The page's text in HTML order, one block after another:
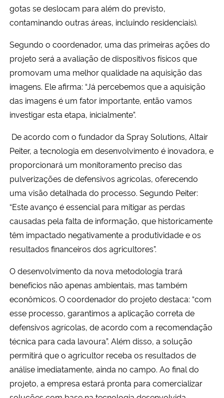
gotas se deslocam para além do previsto,
contaminando outras áreas, incluindo residenciais).
Segundo o coordenador, uma das primeiras ações do
projeto será a avaliação de dispositivos físicos que
promovam uma melhor qualidade na aquisição das
imagens. Ele afirma: “Já percebemos que a aquisição
das imagens é um fator importante, então vamos
investigar esta etapa, inicialmente”.
De acordo com o fundador da Spray Solutions, Altair
Peiter, a tecnologia em desenvolvimento é inovadora, e
proporcionará um monitoramento preciso das
pulverizações de defensivos agrícolas, oferecendo
uma visão detalhada do processo. Segundo Peiter:
“Este avanço é essencial para mitigar as perdas
causadas pela falta de informação, que historicamente
têm impactado negativamente a produtividade e os
resultados financeiros dos agricultores”.
O desenvolvimento da nova metodologia trará
benefícios não apenas ambientais, mas também
econômicos. O coordenador do projeto destaca: “com
esse processo, garantimos a aplicação correta de
defensivos agrícolas, de acordo com a recomendação
técnica para cada lavoura”. Além disso, a solução
permitirá que o agricultor receba os resultados de
análise imediatamente, ainda no campo. Ao final do
projeto, a empresa estará pronta para comercializar